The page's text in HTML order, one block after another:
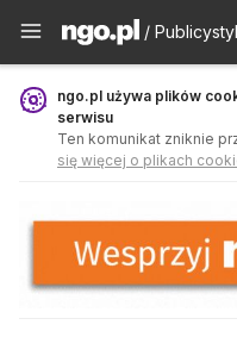
Publicystyka -
/
ngo.pl używa plików
serwisu
Ten komunikat zniknie
się więcej o plikach